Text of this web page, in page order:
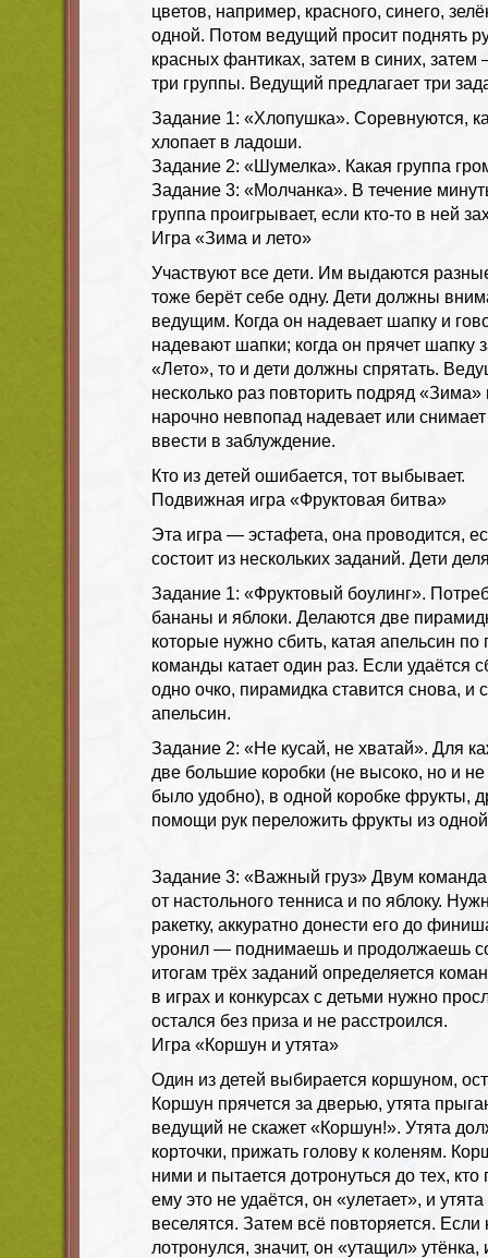
цветов, например, красного, синего,
одной. Потом ведущий просит поднять
красных фантиках, затем в синих,
три группы. Ведущий предлагает три
Задание 1: «Хлопушка». Соревнуются,
хлопает в ладоши.
Задание 2: «Шумелка». Какая группа
Задание 3: «Молчанка». В течение
группа проигрывает, если кто-то в ней
Игра «Зима и лето»
Участвуют все дети. Им выдаются
тоже берёт себе одну. Дети должны
ведущим. Когда он надевает шапку и
надевают шапки; когда он прячет шапку
«Лето», то и дети должны спрятать.
несколько раз повторить подряд
нарочно невпопад надевает или
ввести в заблуждение.
Кто из детей ошибается, тот выбывает.
Подвижная игра «Фруктовая битва»
Эта игра — эстафета, она проводится,
состоит из нескольких заданий. Дети
Задание 1: «Фруктовый боулинг».
бананы и яблоки. Делаются две
которые нужно сбить, катая апельсин
команды катает один раз. Если удаётся
одно очко, пирамидка ставится снова, и
апельсин.
Задание 2: «Не кусай, не хватай». Для
две большие коробки (не высоко, но и
было удобно), в одной коробке фрукты,
помощи рук переложить фрукты из
Задание 3: «Важный груз» Двум
от настольного тенниса и по яблоку.
ракетку, аккуратно донести его до
уронил — поднимаешь и продолжаешь
итогам трёх заданий определяется
в играх и конкурсах с детьми нужно
остался без приза и не расстроился.
Игра «Коршун и утята»
Один из детей выбирается коршуном,
Коршун прячется за дверью, утята
ведущий не скажет «Коршун!». Утята
корточки, прижать голову к коленям.
ними и пытается дотронуться до тех,
ему это не удаётся, он «улетает», и
веселятся. Затем всё повторяется. Если
лотронулся, значит, он «утащил» утёнка,